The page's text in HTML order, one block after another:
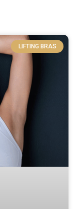
LIFTING BRAS